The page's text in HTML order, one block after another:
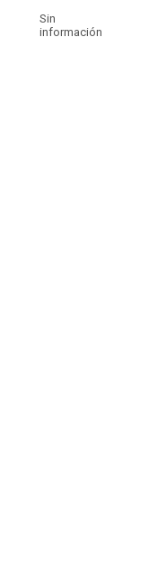
Sin
información